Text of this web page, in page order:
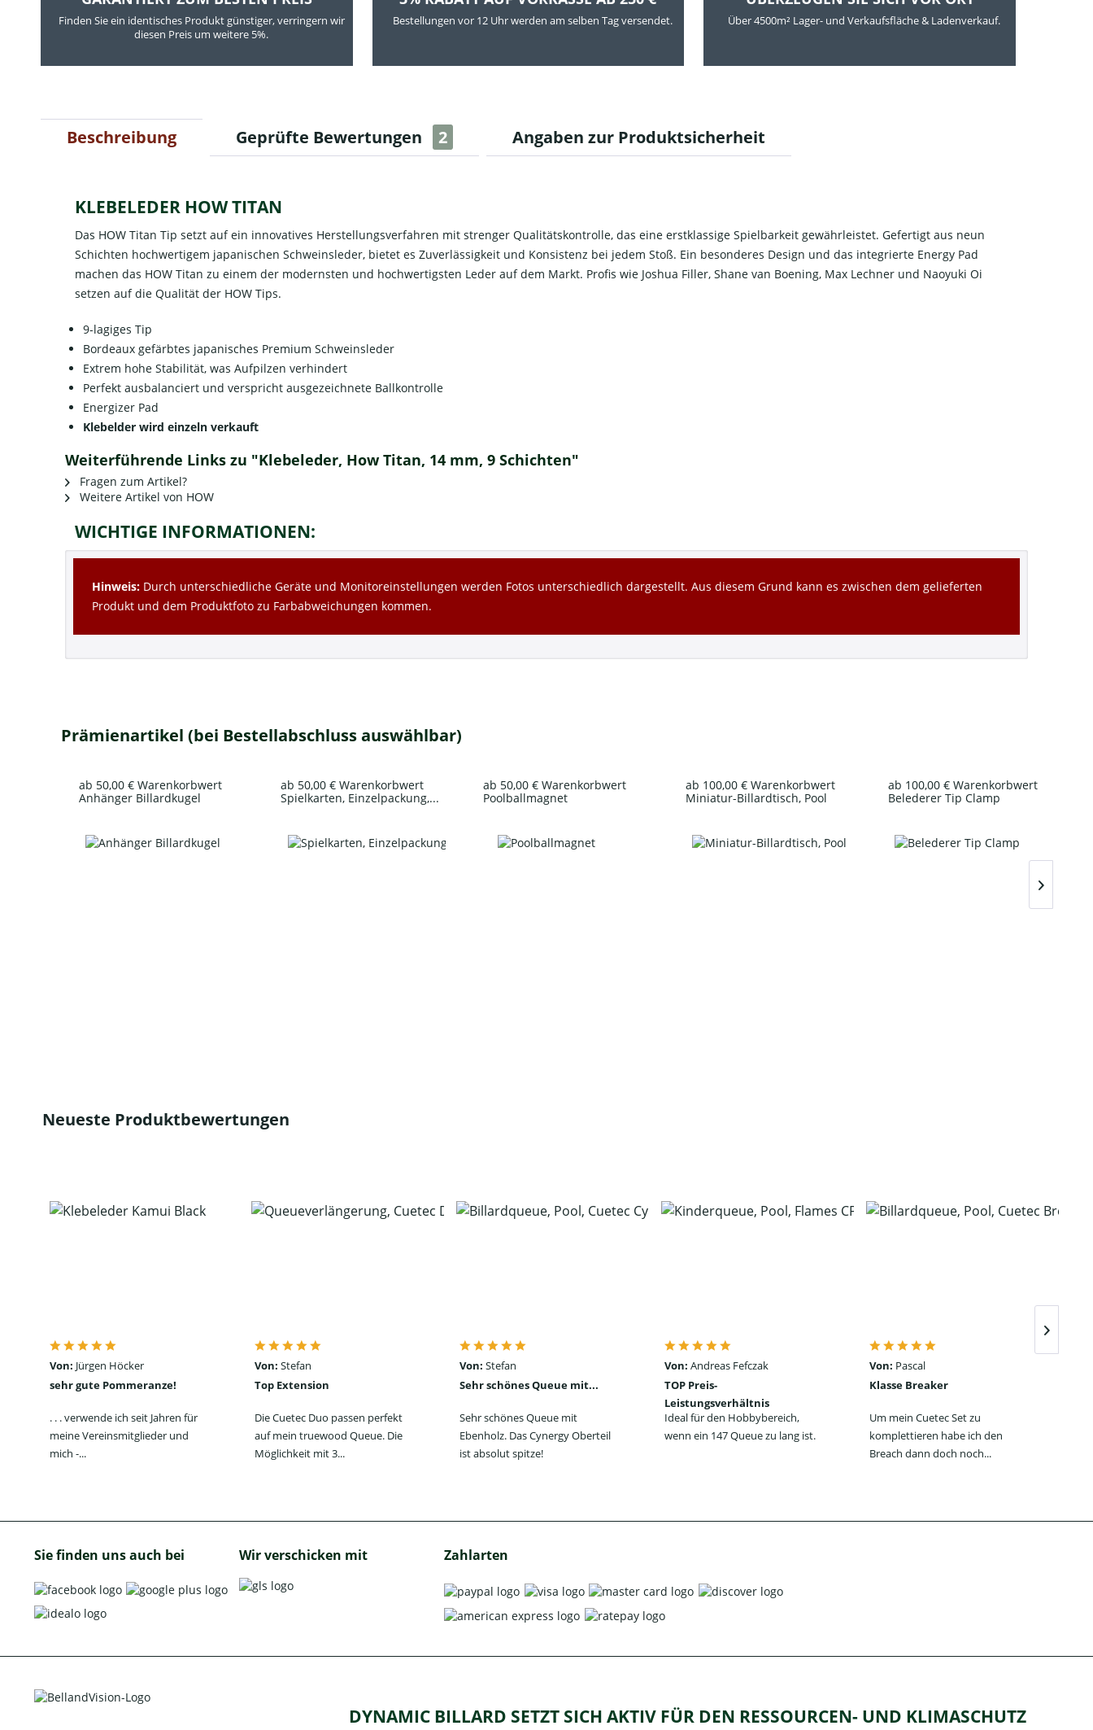
Finden Sie ein identisches Produkt günstiger, verringern wir
diesen Preis um weitere 5%.
Bestellungen vor 12 Uhr werden am selben Tag versendet. Über 4500m² Lager- und Verkaufsfläche & Ladenverkauf.
Beschreibung Geprüfte Bewertungen 2 Angaben zur Produktsicherheit
KLEBELEDER HOW TITAN
Das HOW Titan Tip setzt auf ein innovatives Herstellungsverfahren mit strenger Qualitätskontrolle, das eine erstklassige Spielbarkeit gewährleistet. Gefertigt aus neun
Schichten hochwertigem japanischen Schweinsleder, bietet es Zuverlässigkeit und Konsistenz bei jedem Stoß. Ein besonderes Design und das integrierte Energy Pad
machen das HOW Titan zu einem der modernsten und hochwertigsten Leder auf dem Markt. Profis wie Joshua Filler, Shane van Boening, Max Lechner und Naoyuki Oi
setzen auf die Qualität der HOW Tips.
9-lagiges Tip
Bordeaux gefärbtes japanisches Premium Schweinsleder
Extrem hohe Stabilität, was Aufpilzen verhindert
Perfekt ausbalanciert und verspricht ausgezeichnete Ballkontrolle
Energizer Pad
Klebelder wird einzeln verkauft
Weiterführende Links zu "Klebeleder, How Titan, 14 mm, 9 Schichten"
Fragen zum Artikel?
Weitere Artikel von HOW
WICHTIGE INFORMATIONEN:
Hinweis: Durch unterschiedliche Geräte und Monitoreinstellungen werden Fotos unterschiedlich dargestellt. Aus diesem Grund kann es zwischen dem gelieferten
Produkt und dem Produktfoto zu Farbabweichungen kommen.
Prämienartikel (bei Bestellabschluss auswählbar)
ab 50,00 € Warenkorbwert
Anhänger Billardkugel
ab 50,00 € Warenkorbwert
Spielkarten, Einzelpackung,...
ab 50,00 € Warenkorbwert
Poolballmagnet
ab 100,00 € Warenkorbwert
Miniatur-Billardtisch, Pool
ab 100,00 € Warenkorbwert
Belederer Tip Clamp
Neueste Produktbewertungen
Von: Jürgen Höcker
sehr gute Pommeranze!
. . . verwende ich seit Jahren für
meine Vereinsmitglieder und
mich -...
Von: Stefan
Top Extension
Die Cuetec Duo passen perfekt
auf mein truewood Queue. Die
Möglichkeit mit 3...
Von: Stefan
Sehr schönes Queue mit...
Sehr schönes Queue mit
Ebenholz. Das Cynergy Oberteil
ist absolut spitze!
Von: Andreas Fefczak
TOP Preis-
Leistungsverhältnis
Ideal für den Hobbybereich,
wenn ein 147 Queue zu lang ist.
Von: Pascal
Klasse Breaker
Um mein Cuetec Set zu
komplettieren habe ich den
Breach dann doch noch...
Sie finden uns auch bei Wir verschicken mit Zahlarten
DYNAMIC BILLARD SETZT SICH AKTIV FÜR DEN RESSOURCEN- UND KLIMASCHUTZ